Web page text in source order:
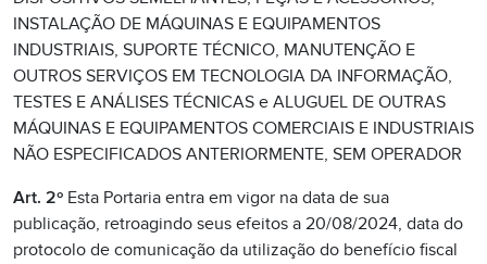
INSTALAÇÃO DE MÁQUINAS E EQUIPAMENTOS
INDUSTRIAIS, SUPORTE TÉCNICO, MANUTENÇÃO E
OUTROS SERVIÇOS EM TECNOLOGIA DA INFORMAÇÃO,
TESTES E ANÁLISES TÉCNICAS e ALUGUEL DE OUTRAS
MÁQUINAS E EQUIPAMENTOS COMERCIAIS E INDUSTRIAIS
NÃO ESPECIFICADOS ANTERIORMENTE, SEM OPERADOR
Art. 2º Esta Portaria entra em vigor na data de sua
publicação, retroagindo seus efeitos a 20/08/2024, data do
protocolo de comunicação da utilização do benefício fiscal